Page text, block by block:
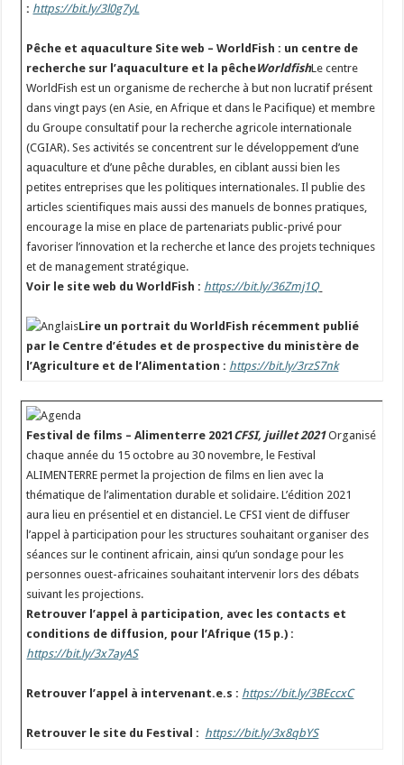
: https://bit.ly/3l0g7yL
Pêche et aquaculture Site web – WorldFish : un centre de
recherche sur l’aquaculture et la pêcheWorldfishLe centre
WorldFish est un organisme de recherche à but non lucratif présent
dans vingt pays (en Asie, en Afrique et dans le Pacifique) et membre
du Groupe consultatif pour la recherche agricole internationale
(CGIAR). Ses activités se concentrent sur le développement d’une
aquaculture et d’une pêche durables, en ciblant aussi bien les
petites entreprises que les politiques internationales. Il publie des
articles scientifiques mais aussi des manuels de bonnes pratiques,
encourage la mise en place de partenariats public-privé pour
favoriser l’innovation et la recherche et lance des projets techniques
et de management stratégique.
Voir le site web du WorldFish : https://bit.ly/36Zmj1Q
Lire un portrait du WorldFish récemment publié
par le Centre d’études et de prospective du ministère de
l’Agriculture et de l’Alimentation : https://bit.ly/3rzS7nk
Festival de films – Alimenterre 2021 CFSI, juillet 2021Organisé
chaque année du 15 octobre au 30 novembre, le Festival
ALIMENTERRE permet la projection de films en lien avec la
thématique de l’alimentation durable et solidaire. L’édition 2021
aura lieu en présentiel et en distanciel. Le CFSI vient de diffuser
l’appel à participation pour les structures souhaitant organiser des
séances sur le continent africain, ainsi qu’un sondage pour les
personnes ouest-africaines souhaitant intervenir lors des débats
suivant les projections.
Retrouver l’appel à participation, avec les contacts et
conditions de diffusion, pour l’Afrique (15 p.) :
https://bit.ly/3x7ayAS
Retrouver l’appel à intervenant.e.s : https://bit.ly/3BEccxC
Retrouver le site du Festival : https://bit.ly/3x8qbYS